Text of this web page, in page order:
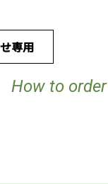
How to order
専用